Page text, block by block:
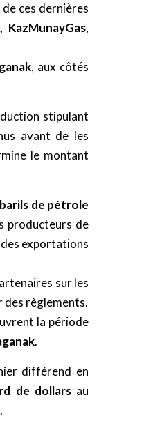
ces dernières
KazMunayGas,
, aux côtés
stipulant
avant de les
le montant
de pétrole
producteurs de
exportations
sur les
des règlements.
la période
.
différend en
de dollars au